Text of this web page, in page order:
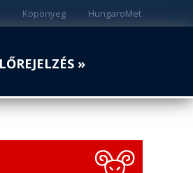
HungaroMet
Köpönyeg
»